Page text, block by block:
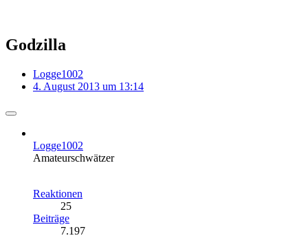
Godzilla
Logge1002
4. August 2013 um 13:14
Logge1002
Amateurschwätzer
Reaktionen
25
Beiträge
7.197